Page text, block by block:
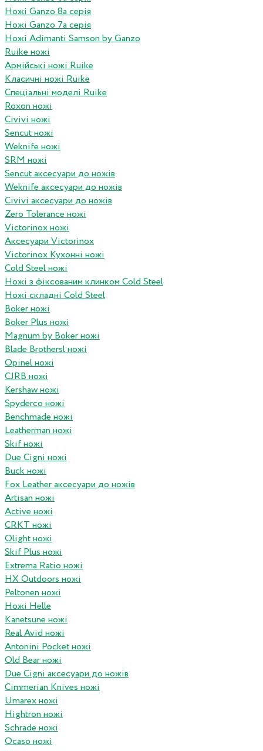
Ножі Ganzo 8а серія
Ножі Ganzo 7а серія
Ножі Adimanti Samson by Ganzo
Ruike ножі
Армійські ножі Ruike
Класичні ножі Ruike
Спеціальні моделі Ruike
Roxon ножi
Civivi ножі
Sencut ножі
Weknife ножі
SRM ножі
Sencut аксесуари до ножів
Weknife аксесуари до ножів
Civivi аксесуари до ножів
Zero Tolerance ножі
Victorinox ножі
Аксесуари Victorinox
Victorinox Кухонні ножі
Cold Steel ножі
Ножі з фіксованим клинком Cold Steel
Ножі складні Cold Steel
Boker ножі
Boker Plus ножі
Magnum by Boker ножі
Blade Brothersl ножі
Opinel ножі
CJRB ножі
Kershaw ножі
Spyderco ножі
Benchmade ножі
Leatherman ножі
Skif ножі
Due Cigni ножі
Buck ножі
Fox Leather аксесуари до ножів
Artisan ножі
Active ножі
CRKT ножі
Olight ножі
Skif Plus ножі
Extrema Ratio ножі
HX Outdoors ножі
Peltonen ножі
Ножі Helle
Kanetsune ножі
Real Avid ножі
Antonini Pocket ножі
Old Bear ножі
Due Cigni аксесуари до ножів
Cimmerian Knives ножі
Umarex ножі
Hightron ножі
Schrade ножі
Ocaso ножі